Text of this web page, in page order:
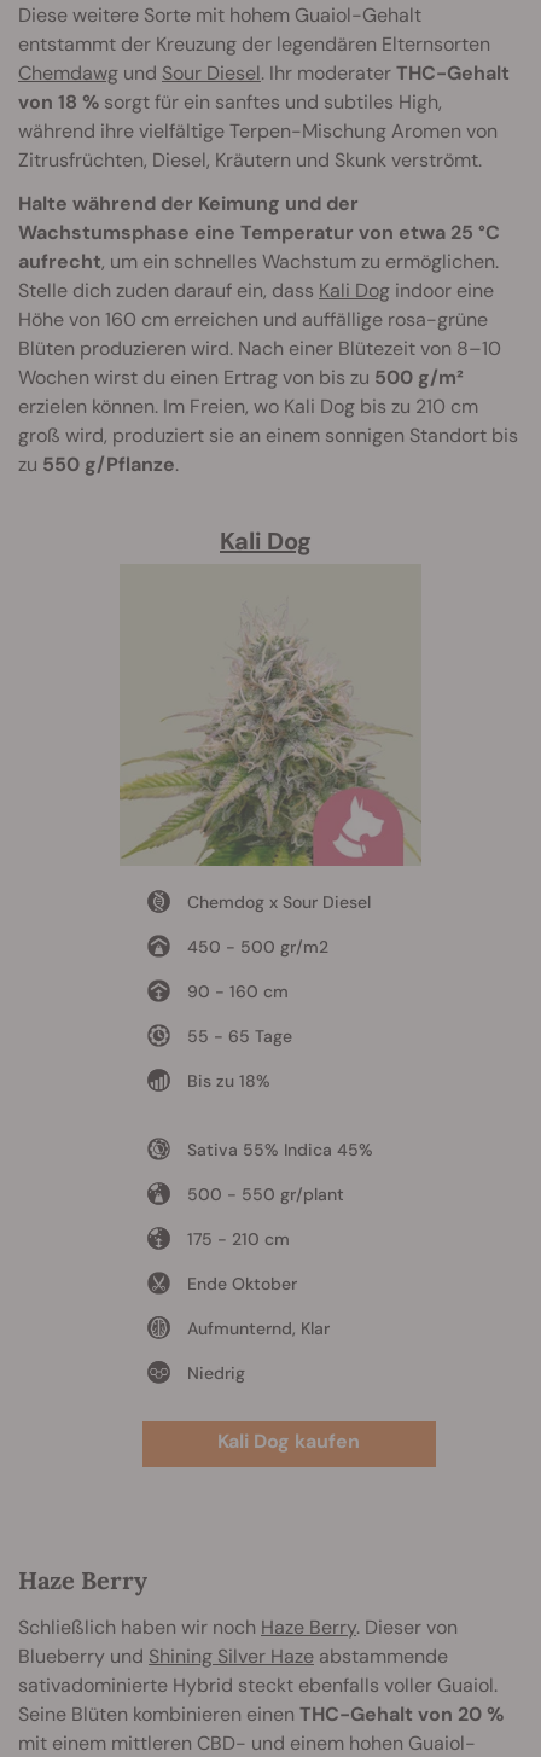
Diese weitere Sorte mit hohem Guaiol-Gehalt
entstammt der Kreuzung der legendären Elternsorten
Chemdawg und Sour Diesel. Ihr moderaterTHC-Gehalt
von 18 % sorgt für ein sanftes und subtiles High,
während ihre vielfältige Terpen-Mischung Aromen von
Zitrusfrüchten, Diesel, Kräutern und Skunk verströmt.
Halte während der Keimung und der
Wachstumsphase eine Temperatur von etwa 25 °C
aufrecht, um ein schnelles Wachstum zu ermöglichen.
Stelle dich zuden darauf ein, dass Kali Dog indoor eine
Höhe von 160 cm erreichen und auffällige rosa-grüne
Blüten produzieren wird. Nach einer Blütezeit von 8–10
Wochen wirst du einen Ertrag von bis zu 500 g/m²
erzielen können. Im Freien, wo Kali Dog bis zu 210 cm
groß wird, produziert sie an einem sonnigen Standort bis
zu 550 g/Pflanze.
Kali Dog
Chemdog x Sour Diesel
450 - 500 gr/m2
90 - 160 cm
55 - 65 Tage
Bis zu 18%
Sativa 55% Indica 45%
500 - 550 gr/plant
175 - 210 cm
Ende Oktober
Aufmunternd, Klar
Niedrig
Kali Dog kaufen
Haze Berry
Schließlich haben wir noch Haze Berry. Dieser von
Blueberry und Shining Silver Haze abstammende
sativadominierte Hybrid steckt ebenfalls voller Guaiol.
Seine Blüten kombinieren einen THC-Gehalt von 20 %
mit einem mittleren CBD- und einem hohen Guaiol-